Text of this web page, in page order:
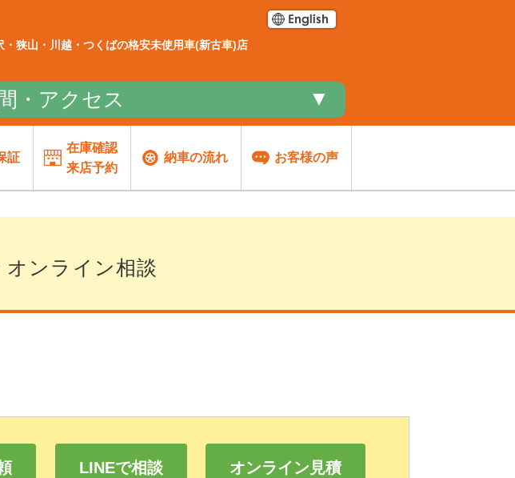
・狭山・川越・つくばの格安未使用車(新古車)店
・アクセス ▼
証
在庫確認
来店予約
納車の流れ お客様の声
オンライン相談
LINEで相談 オンライン見積